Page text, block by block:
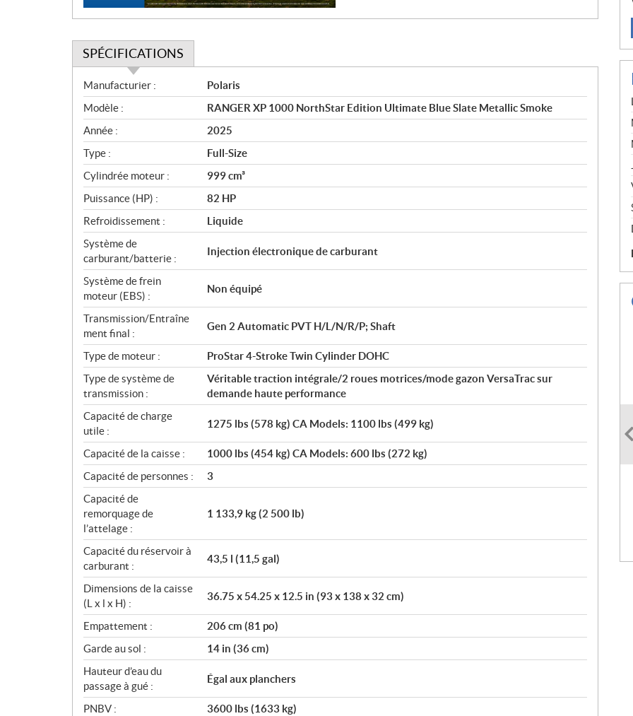
SPÉCIFICATIONS
S
p
é
c
i
f
i
c
a
t
i
o
n
s
Manufacturier :
Polaris
Modèle :
RANGER XP 1000 NorthStar Edition Ultimate Blue Slate Metallic Smoke
Année :
2025
Type :
Full-Size
Cylindrée moteur :
999 cm³
Puissance (HP) :
82 HP
Refroidissement :
Liquide
Système de
carburant/batterie :
Injection électronique de carburant
Système de frein
moteur (EBS) :
Non équipé
Transmission/Entraîne
ment final :
Gen 2 Automatic PVT H/L/N/R/P; Shaft
Type de moteur :
ProStar 4-Stroke Twin Cylinder DOHC
Type de système de
transmission :
Véritable traction intégrale/2 roues motrices/mode gazon VersaTrac sur
demande haute performance
Capacité de charge
utile :
1275 lbs (578 kg) CA Models: 1100 lbs (499 kg)
Capacité de la caisse :
1000 lbs (454 kg) CA Models: 600 lbs (272 kg)
Capacité de personnes :
3
Capacité de
remorquage de
l’attelage :
1 133,9 kg (2 500 lb)
Capacité du réservoir à
carburant :
43,5 l (11,5 gal)
Dimensions de la caisse
(L x l x H) :
36.75 x 54.25 x 12.5 in (93 x 138 x 32 cm)
Empattement :
206 cm (81 po)
Garde au sol :
14 in (36 cm)
Hauteur d’eau du
passage à gué :
Égal aux planchers
PNBV :
3600 lbs (1633 kg)